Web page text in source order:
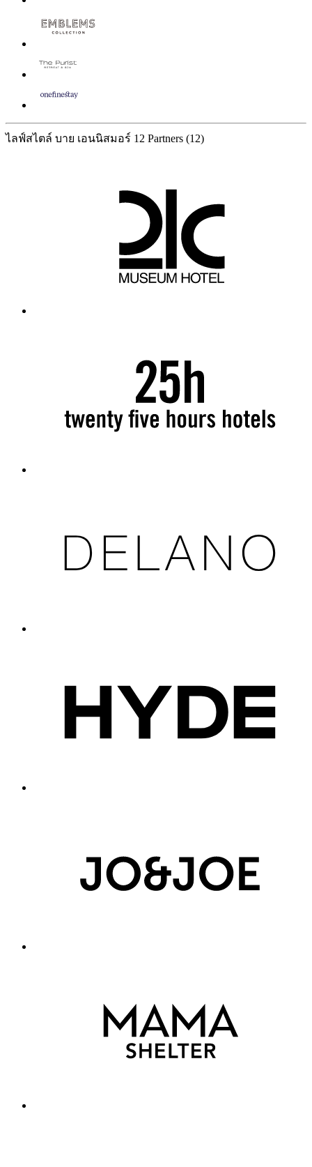
ไลฟ์สไตล์ บาย เอนนิสมอร์ 12 Partners (12)